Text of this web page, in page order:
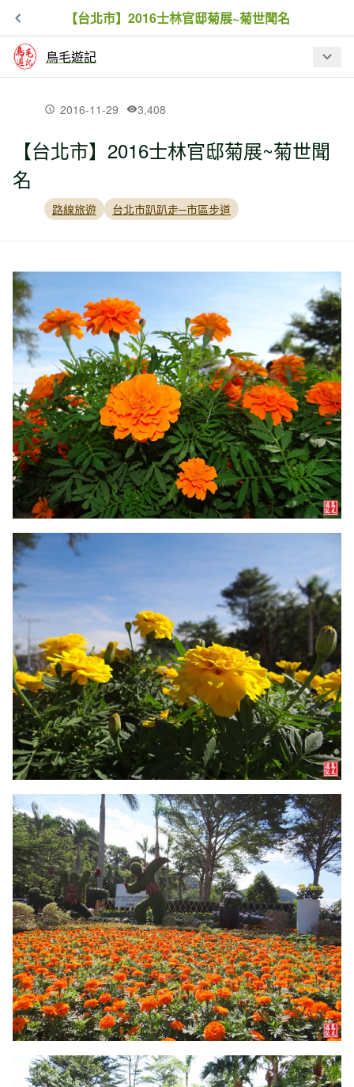
【台北市】2016士林官邸菊展~菊世聞名
鳥毛遊記
最新文章
【新北市】金字碑古道牡丹山至黃金博
【新北市】跤頭趺崙步道-楓樹湖古道-水
管路-十八彎古道縱走
2016-11-29 3,408
【台北市】2016士林官邸菊展~菊世聞
名
路線旅遊 台北市趴趴走─市區步道